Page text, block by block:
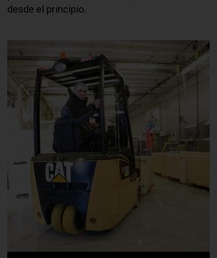
desde el principio.